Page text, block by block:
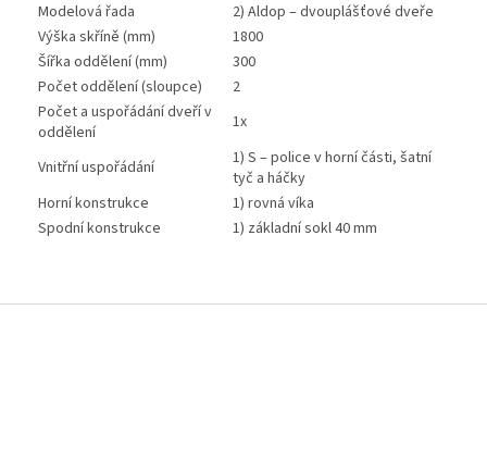
Modelová řada
2) Aldop – dvouplášťové dveře
Výška skříně (mm)
1800
Šířka oddělení (mm)
300
Počet oddělení (sloupce)
2
Počet a uspořádání dveří v
oddělení
1x
Vnitřní uspořádání
1) S – police v horní části, šatní
tyč a háčky
Horní konstrukce
1) rovná víka
Spodní konstrukce
1) základní sokl 40 mm